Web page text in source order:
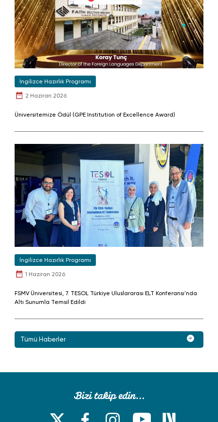
İngilizce Hazırlık Programı
2 Haziran 2026
Üniversitemize Ödül (GPE Institution of Excellence Award)
İngilizce Hazırlık Programı
1 Haziran 2026
FSMV Üniversitesi, 7. TESOL Türkiye Uluslararası ELT Konferansı'nda
Altı Sunumla Temsil Edildi
Tümü Haberler